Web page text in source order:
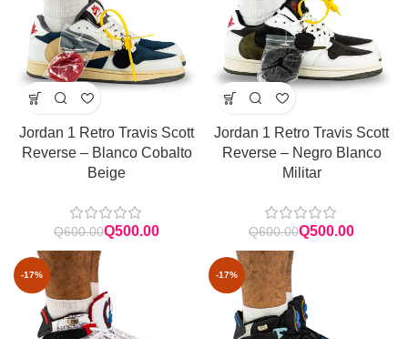
Jordan 1 Retro Travis Scott
Reverse – Blanco Cobalto
Beige
Q600.00Q500.00
Jordan 1 Retro Travis Scott
Reverse – Negro Blanco
Militar
Q600.00Q500.00
-17% -17%